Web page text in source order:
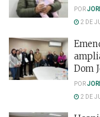
POR
2 DE
Dom
POR
2 DE